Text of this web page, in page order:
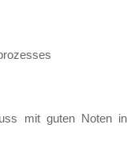
mit gu­ten No­ten in